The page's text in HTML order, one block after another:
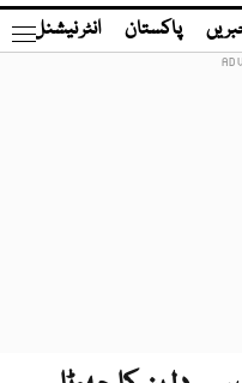
پاکستان انٹر نیشنل